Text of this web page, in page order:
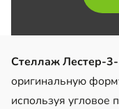
Стеллаж Лестер-
оригинальную
используя угловое